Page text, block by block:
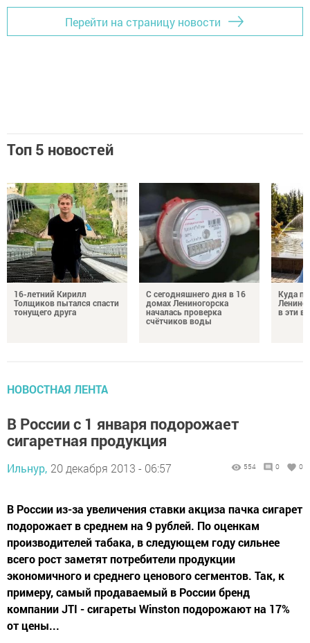
Перейти на страницу новости
Топ 5 новостей
16-летний Кирилл
Толщиков пытался спасти
тонущего друга
С сегодняшнего дня в 16
домах Лениногорска
началась проверка
счётчиков воды
Куда
в эти
НОВОСТНАЯ ЛЕНТА
В России с 1 января подорожает
сигаретная продукция
Ильнур, 20 декабря 2013 - 06:57 554 0 0
В России из-за увеличения ставки акциза пачка сигарет
подорожает в среднем на 9 рублей. По оценкам
производителей табака, в следующем году сильнее
всего рост заметят потребители продукции
экономичного и среднего ценового сегментов. Так, к
примеру, самый продаваемый в России бренд
компании JTI - сигареты Winston подорожают на 17%
от цены...